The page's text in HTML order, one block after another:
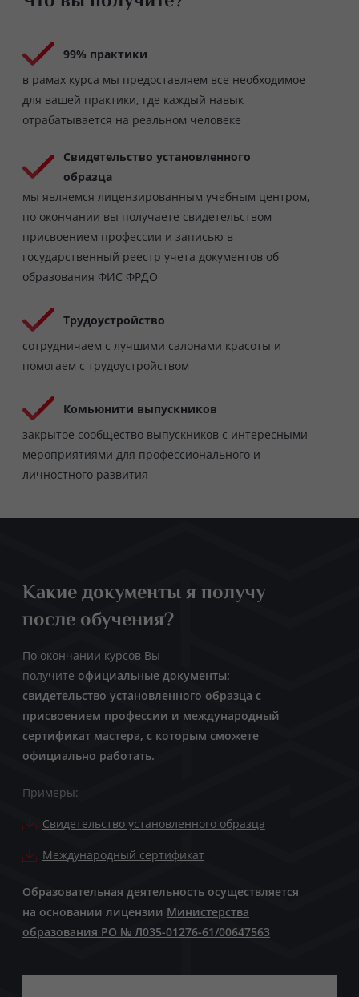
99% практики
в рамах курса мы предоставляем все необходимое
для вашей практики, где каждый навык
отрабатывается на реальном человеке
Свидетельство установленного
образца
мы являемся лицензированным учебным центром,
по окончании вы получаете свидетельством
присвоением профессии и записью в
государственный реестр учета документов об
образования ФИС ФРДО
Трудоустройство
сотрудничаем с лучшими салонами красоты и
помогаем с трудоустройством
Комьюнити выпускников
закрытое сообщество выпускников с интересными
мероприятиями для профессионального и
личностного развития
Какие документы я получу
после обучения?
По окончании курсов Вы
получите официальные документы:
свидетельство установленного образца с
присвоением профессии и международный
сертификат мастера, с которым сможете
официально работать.
Примеры:
Свидетельство установленного образца
Международный сертификат
Образовательная деятельность осуществляется
на основании лицензии Министерства
образования РО № Л035-01276-61/00647563